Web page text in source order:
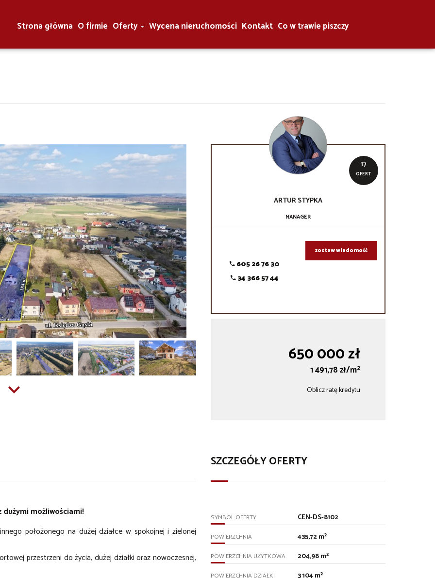
Strona główna O firmie Oferty Wycena nieruchomości Kontakt Co w trawie piszczy
17
OFERT
ARTURSTYPKA
MANAGER
605 26 76 30
34 366 57 44
zostaw wiadomość
650 000 zł
1 491,78 zł/m2
Oblicz ratę kredytu
możliwościami!
położonego na dużej działce w spokojnej i zielonej
przestrzeni do życia, dużej działki oraz nowoczesnej,
SZCZEGÓŁY OFERTY
SYMBOL OFERTY CEN-DS-8102
POWIERZCHNIA 435,72 m²
POWIERZCHNIA UŻYTKOWA 204,98 m²
POWIERZCHNIA DZIAŁKI